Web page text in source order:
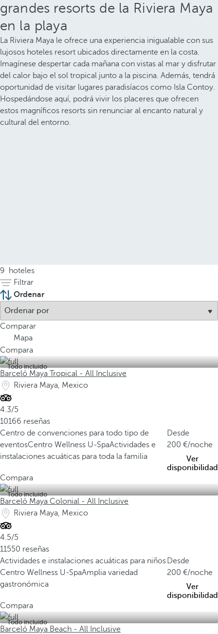
grandes resorts de la Riviera Maya
en la playa
La Riviera Maya le ofrece una experiencia inigualable con sus
lujosos hoteles resort ubicados directamente en la costa.
Imagínese despertar cada mañana con vistas al mar y disfrutar
del calor bajo el sol tropical junto a la piscina. Además, tendrá
oportunidad de visitar lugares paradisíacos como Isla Contoy.
Hospedándose aquí, podrá vivir los placeres que ofrecen
estos magníficos resorts sin renunciar al encanto natural y
cultural del entorno.
9
hoteles
Filtrar
Ordenar
Comparar
Mapa
Compara
Todo incluido
Barceló Maya Tropical - All Inclusive
Riviera Maya, Mexico
4.3/5
10166 reseñas
Centro de convenciones para todo tipo de
eventosCentro Wellness U-SpaActividades e
instalaciones acuáticas para toda la familia
Desde
200
/noche
Ver
disponibilidad
Compara
Todo incluido
Barceló Maya Colonial - All Inclusive
Riviera Maya, Mexico
4.5/5
11550 reseñas
Actividades e instalaciones acuáticas para niños
Centro Wellness U-SpaAmplia variedad
gastronómica
Desde
200
/noche
Ver
disponibilidad
Compara
Todo incluido
Barceló Maya Beach - All Inclusive